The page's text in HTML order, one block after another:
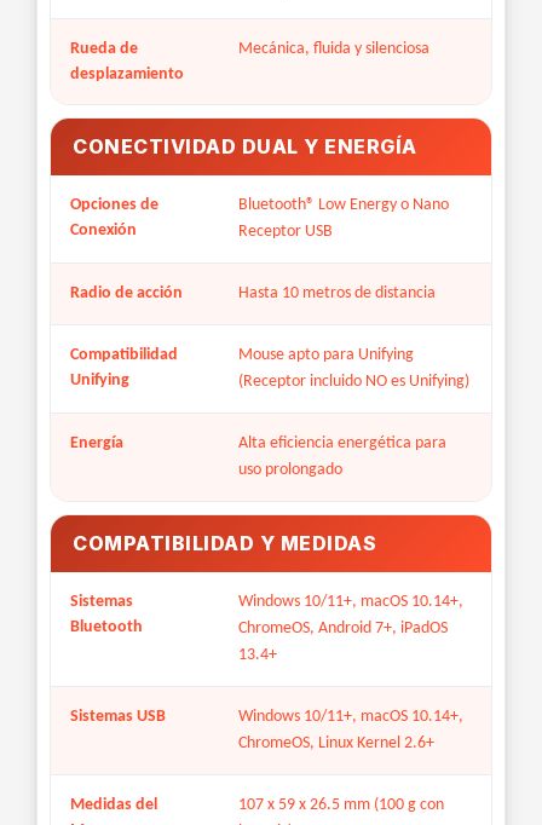
Rueda de
desplazamiento
Mecánica, fluida y silenciosa
CONECTIVIDAD DUAL Y ENERGÍA
Opciones de
Conexión
Bluetooth® Low Energy o Nano
Receptor USB
Radio de acción Hasta 10 metros de distancia
Compatibilidad
Unifying
Mouse apto para Unifying
(Receptor incluido NO es Unifying)
Energía
Alta eficiencia energética para
uso prolongado
COMPATIBILIDAD Y MEDIDAS
Sistemas
Bluetooth
Windows 10/11+, macOS 10.14+,
ChromeOS, Android 7+, iPadOS
13.4+
Sistemas USB
Windows 10/11+, macOS 10.14+,
ChromeOS, Linux Kernel 2.6+
Medidas del
107 x 59 x 26.5 mm (100 g con